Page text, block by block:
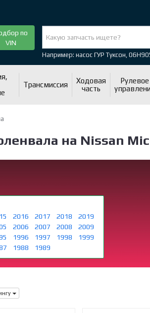
по
VIN
Например: насос ГУР Туксон,
Трансмиссия
Ходовая
часть
Рулевое
на Nissan
2016 2017 2018
2019
2006 2007 2008
2009
1996 1997 1998
1999
1988 1989